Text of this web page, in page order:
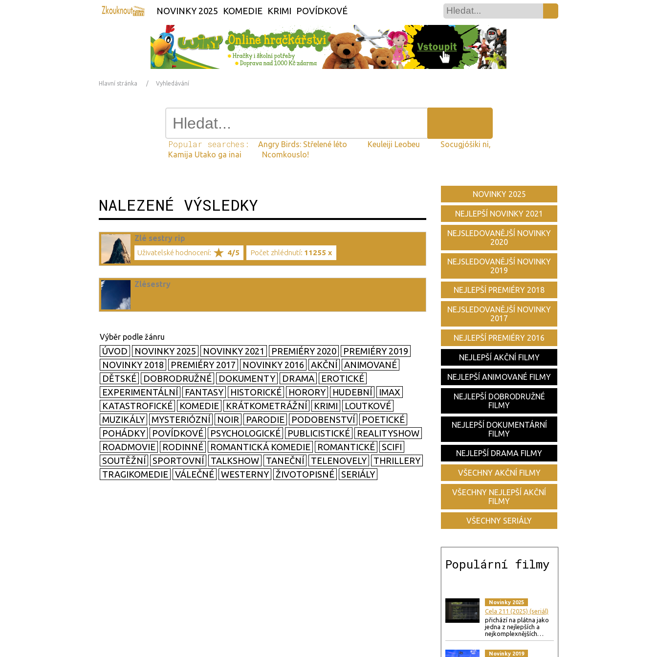
NOVINKY 2025 KOMEDIE KRIMI POVÍDKOVÉ
Hlavní stránka Vyhledávání
Popular searches: Angry Birds: Střelené léto Keuleiji Leobeu
Socugjóšiki ni,
Kamija Utako ga inai
Ncomkouslo!
NALEZENÉ VÝSLEDKY
Zlé sestry rip
Uživatelské hodnocení: 4/5 Počet zhlédnutí: 11255 x
Zlésestry
ÚVOD NOVINKY 2025 NOVINKY 2021 PREMIÉRY 2020
PREMIÉRY 2019
NOVINKY 2018
PREMIÉRY 2017 NOVINKY 2016 AKČNÍ
ANIMOVANÉ
DĚTSKÉ
DOBRODRUŽNÉ DOKUMENTY DRAMA
EROTICKÉ
EXPERIMENTÁLNÍ
FANTASY HISTORICKÉ HORORY HUDEBNÍ
IMAX
KATASTROFICKÉ
KOMEDIE KRÁTKOMETRÁŽNÍ KRIMI
LOUTKOVÉ
MUZIKÁLY
MYSTERIÓZNÍ NOIR PARODIE PODOBENSTVÍ
POETICKÉ
POHÁDKY
POVÍDKOVÉ PSYCHOLOGICKÉ PUBLICISTICKÉ
REALITYSHOW
ROADMOVIE
RODINNÉ ROMANTICKÁ KOMEDIE ROMANTICKÉ
SCIFI
SOUTĚŽNÍ
SPORTOVNÍ TALKSHOW TANEČNÍ TELENOVELY
THRILLERY
TRAGIKOMEDIE
VÁLEČNÉ WESTERNY ŽIVOTOPISNÉ SERIÁLY
NOVINKY 2025
NEJLEPŠÍ NOVINKY 2021
NEJSLEDOVANĚJŠÍ NOVINKY
2020
NEJSLEDOVANĚJŠÍ NOVINKY
2019
NEJLEPŠÍ PREMIÉRY 2018
NEJSLEDOVANĚJŠÍ NOVINKY
2017
NEJLEPŠÍ PREMIÉRY 2016
NEJLEPŠÍ AKČNÍ FILMY
NEJLEPŠÍ ANIMOVANÉ FILMY
NEJLEPŠÍ DOBRODRUŽNÉ
FILMY
NEJLEPŠÍ DOKUMENTÁRNÍ
FILMY
NEJLEPŠÍ DRAMA FILMY
VŠECHNY AKČNÍ FILMY
VŠECHNY NEJLEPŠÍ AKČNÍ
FILMY
VŠECHNY SERIÁLY
Populární filmy
Novinky 2025
Cela 211 (2025) (seriál)
přichází na plátna jako
jedna z nejlepších a
nejkomplexnějších…
Novinky 2019